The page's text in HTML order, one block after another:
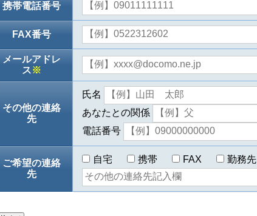
携帯電話番号
FAX番号
メールアドレ
ス ※
その他の連絡
先
氏名
あなたとの関係
電話番号
ご希望の連絡
先
自宅 携帯 FAX 勤務先